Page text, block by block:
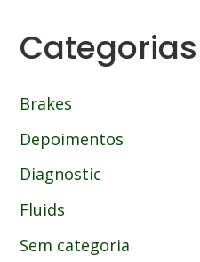
Categorias
Brakes
Depoimentos
Diagnostic
Fluids
Sem categoria